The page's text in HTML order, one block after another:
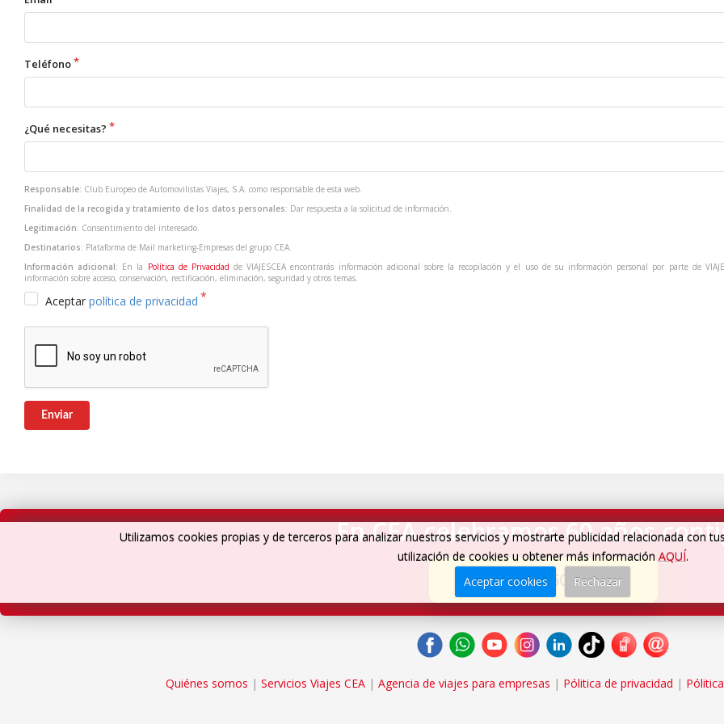
Teléfono
¿Qué necesitas?
Responsable: Club Europeo de Automovilistas Viajes, S.A. como responsable de esta web.
Finalidad de la recogida y tratamiento de los datos personales: Dar respuesta a la solicitud de información.
Legitimación: Consentimiento del interesado.
Destinatarios: Plataforma de Mail marketing-Empresas del grupo CEA.
Información adicional: En la Política de Privacidad de VIAJESCEA encontrarás información adicional sobre la recopilación y el uso de su información personal por parte de
información sobre acceso, conservación, rectificación, eliminación, seguridad y otros temas.
Aceptar política de privacidad
Enviar
En CEA celebramos 60 años
Cumplimos 60 años→
Quiénes somos | Servicios Viajes CEA| Agencia de viajes para empresas | Pólitica de privacidad |
Utilizamos cookies propias y de terceros para analizar nuestros servicios y mostrarte publicidad relacionada con
utilización de cookies u obtener más información AQUÍ.
Aceptar cookies
Rechazar